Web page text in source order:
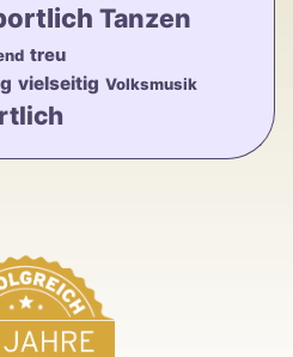
Tanzen
treu
vielseitig Volksmusik